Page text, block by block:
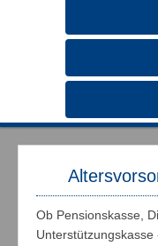
Ob Pensionskasse,